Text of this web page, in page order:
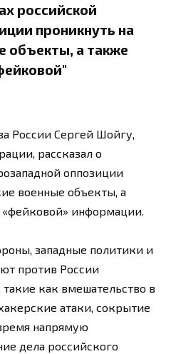
российской
проникнуть на
объекты, а также
России Сергей Шойгу,
рассказал о
оппозиции
военные объекты, а
информации.
западные политики и
против России
как вмешательство в
атаки, сокрытие
напрямую
дела российского